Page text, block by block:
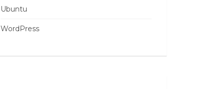
Ubuntu
WordPress